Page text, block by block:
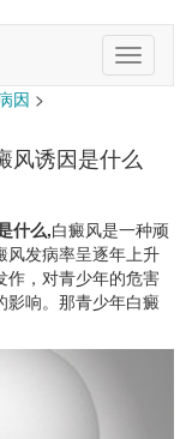
切
换
因 >
风诱因是什么
什么,白癜风是一种顽
风发病率呈逐年上升
作，对青少年的危害
影响。那青少年白癜